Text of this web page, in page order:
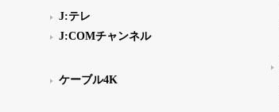
J:テレ
J:COMチャンネル
ケーブル4K